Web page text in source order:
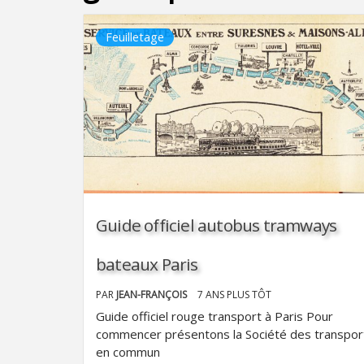
Feuilletage
Guide officiel autobus tramways
bateaux Paris
PAR JEAN-FRANÇOIS 7 ANS PLUS TÔT
Guide officiel rouge transport à Paris Pour
commencer présentons la Société des
en commun